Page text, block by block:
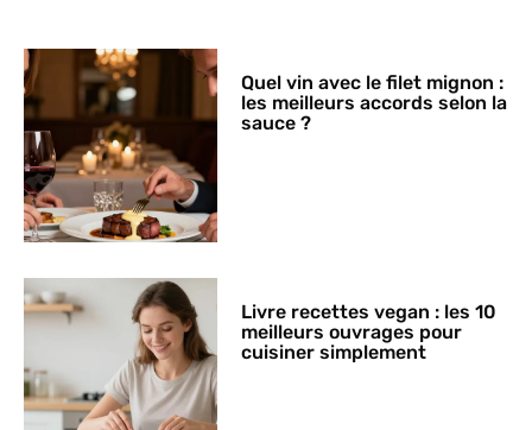
Quel vin avec le filet mignon :
les meilleurs accords selon la
sauce ?
Livre recettes vegan : les 10
meilleurs ouvrages pour
cuisiner simplement